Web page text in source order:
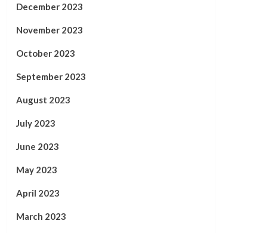
December 2023
November 2023
October 2023
September 2023
August 2023
July 2023
June 2023
May 2023
April 2023
March 2023